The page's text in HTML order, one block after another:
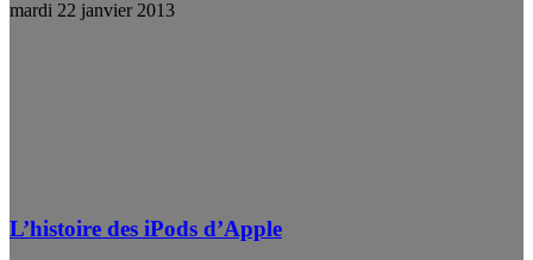
mardi 22 janvier 2013
L’histoire des iPods d’Apple